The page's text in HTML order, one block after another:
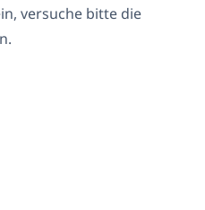
versuche bitte die